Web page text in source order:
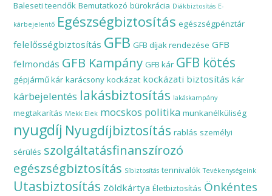
Baleseti teendők Bemutatkozó bürokrácia Diákbiztosítás E-
kárbejelentő Egészségbiztosítás egészségpénztár
felelősségbiztosítás GFB GFB díjak rendezése GFB
felmondás GFB Kampány GFB kár GFB kötés
gépjármű kár karácsony kockázat kockázati biztosítás kár
kárbejelentés lakásbiztosítás lakáskampány
megtakarítás Mekk Elek mocskos politika munkanélküliség
nyugdíj Nyugdíjbiztosítás rablás személyi
sérülés szolgáltatásfinanszírozó
egészségbiztosítás Síbiztosítás tennivalók Tevékenységeink
Utasbiztosítás Zöldkártya Életbiztosítás Önkéntes